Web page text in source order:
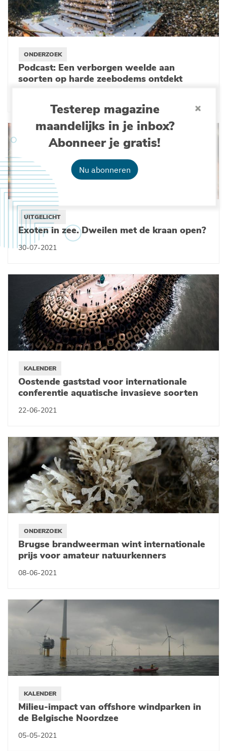
Testerep magazine
maandelijks in je inbox?
Abonneer je gratis!
Nu abonneren
ONDERZOEK
Podcast: Een verborgen weelde aan
soorten op harde zeebodems ontdekt
UITGELICHT
Exoten in zee. Dweilen met de kraan open?
30-07-2021
KALENDER
Oostende gaststad voor internationale
conferentie aquatische invasieve soorten
22-06-2021
ONDERZOEK
Brugse brandweerman wint internationale
prijs voor amateur natuurkenners
08-06-2021
KALENDER
Milieu-impact van offshore windparken in
de Belgische Noordzee
05-05-2021